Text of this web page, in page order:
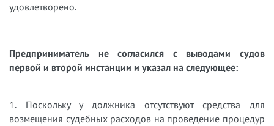
удовлетворено.
Предприниматель не согласился с выводами судов
первой и второй инстанции и указал на следующее:
1. Поскольку у должника отсутствуют средства для
возмещения судебных расходов на проведение процедур